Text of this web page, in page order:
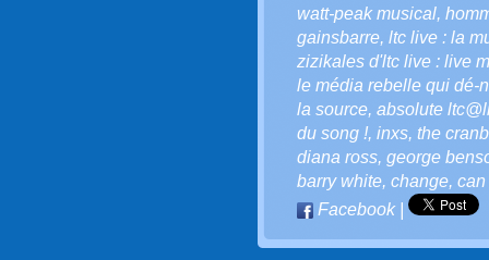
watt-peak musical,
gainsbarre, ltc live : la
zizikales d'ltc live : live
le média rebelle qui dé-
la source, absolute
du song !, inxs, the
diana ross, george
barry white, change, can
Facebook|